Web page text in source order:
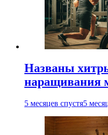
Названы
наращивания
5 месяцев спустя5